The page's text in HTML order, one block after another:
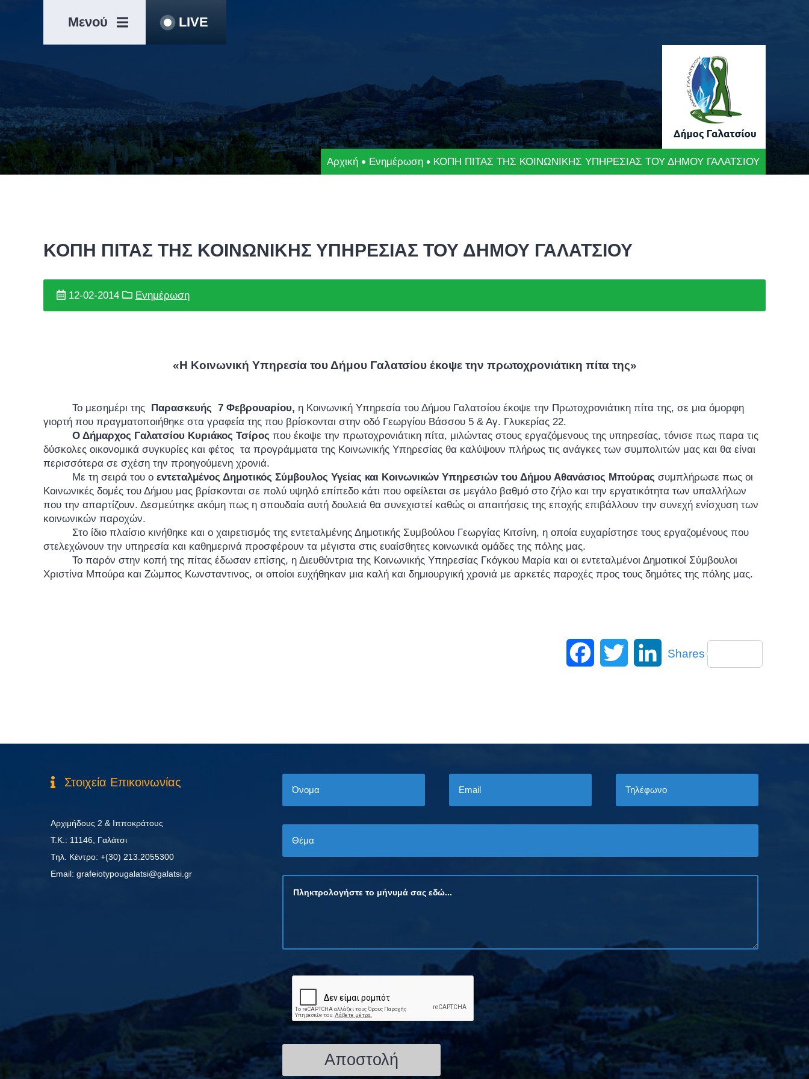
πλοήγησης
Μενού LIVE
Αρχική Ενημέρωση ΚΟΠΗ ΠΙΤΑΣ ΤΗΣ ΚΟΙΝΩΝΙΚΗΣ ΥΠΗΡΕΣΙΑΣ ΤΟΥ ΔΗΜΟΥ ΓΑΛΑΤΣΙΟΥ
ΚΟΠΗ ΠΙΤΑΣ ΤΗΣ ΚΟΙΝΩΝΙΚΗΣ ΥΠΗΡΕΣΙΑΣ ΤΟΥ ΔΗΜΟΥ ΓΑΛΑΤΣΙΟΥ
12-02-2014 Ενημέρωση
«Η Κοινωνική Υπηρεσία του Δήμου Γαλατσίου έκοψε την πρωτοχρονιάτικη πίτα της»
Το μεσημέρι της Παρασκευής 7 Φεβρουαρίου, η Κοινωνική Υπηρεσία του Δήμου Γαλατσίου έκοψε την Πρωτοχρονιάτικη πίτα της, σε μια όμορφη
γιορτή που πραγματοποιήθηκε στα γραφεία της που βρίσκονται στην οδό Γεωργίου Βάσσου 5 & Αγ. Γλυκερίας 22.
Ο Δήμαρχος Γαλατσίου Κυριάκος Τσίρος που έκοψε την πρωτοχρονιάτικη πίτα, μιλώντας στους εργαζόμενους της υπηρεσίας, τόνισε πως παρα τις
δύσκολες οικονομικά συγκυρίες και φέτος τα προγράμματα της Κοινωνικής Υπηρεσίας θα καλύψουν πλήρως τις ανάγκες των συμπολιτών μας και θα είναι
περισσότερα σε σχέση την προηγούμενη χρονιά.
Με τη σειρά του ο εντεταλμένος Δημοτικός Σύμβουλος Υγείας και Κοινωνικών Υπηρεσιών του Δήμου Αθανάσιος Μπούρας συμπλήρωσε πως οι
Κοινωνικές δομές του Δήμου μας βρίσκονται σε πολύ υψηλό επίπεδο κάτι που οφείλεται σε μεγάλο βαθμό στο ζήλο και την εργατικότητα των υπαλλήλων
που την απαρτίζουν. Δεσμεύτηκε ακόμη πως η σπουδαία αυτή δουλειά θα συνεχιστεί καθώς οι απαιτήσεις της εποχής επιβάλλουν την συνεχή ενίσχυση των
κοινωνικών παροχών.
Στο ίδιο πλαίσιο κινήθηκε και ο χαιρετισμός της εντεταλμένης Δημοτικής Συμβούλου Γεωργίας Κιτσίνη, η οποία ευχαρίστησε τους εργαζομένους που
στελεχώνουν την υπηρεσία και καθημερινά προσφέρουν τα μέγιστα στις ευαίσθητες κοινωνικά ομάδες της πόλης μας.
Το παρόν στην κοπή της πίτας έδωσαν επίσης, η Διευθύντρια της Κοινωνικής Υπηρεσίας Γκόγκου Μαρία και οι εντεταλμένοι Δημοτικοί Σύμβουλοι
Χριστίνα Μπούρα και Ζώμπος Κωνσταντινος, οι οποίοι ευχήθηκαν μια καλή και δημιουργική χρονιά με αρκετές παροχές προς τους δημότες της πόλης μας.
FacebookTwitter
Shares
Στοιχεία Επικοινωνίας
Αρχιμήδους 2 & Ιπποκράτους
Τ.Κ.: 11146, Γαλάτσι
Τηλ. Κέντρο: +(30) 213.2055300
Εmail: grafeiotypougalatsi@galatsi.gr